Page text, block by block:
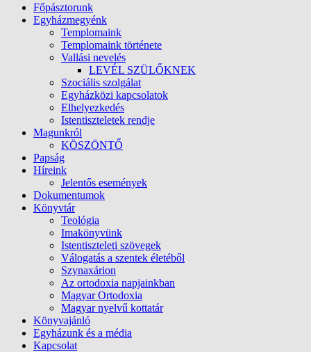
Főpásztorunk
Egyházmegyénk
Templomaink
Templomaink története
Vallási nevelés
LEVÉL SZÜLŐKNEK
Szociális szolgálat
Egyházközi kapcsolatok
Elhelyezkedés
Istentiszteletek rendje
Magunkról
KÖSZÖNTŐ
Papság
Híreink
Jelentős események
Dokumentumok
Könyvtár
Teológia
Imakönyvünk
Istentiszteleti szövegek
Válogatás a szentek életéből
Szynaxárion
Az ortodoxia napjainkban
Magyar Ortodoxia
Magyar nyelvű kottatár
Könyvajánló
Egyházunk és a média
Kapcsolat